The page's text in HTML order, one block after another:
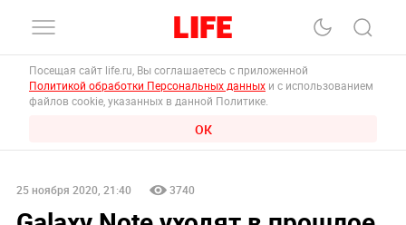
Посещая сайт life.ru, Вы соглашаетесь с приложенной
Политикой обработки Персональных данных и с использованием
файлов cookie, указанных в данной Политике.
ОК
25 ноября 2020, 21:40 3740